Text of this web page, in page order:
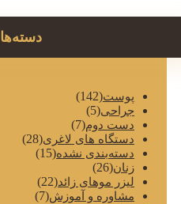
دسته‌ها
پوست(142)
جراحی(5)
دست دوم(7)
دستگاه های لاغری(28)
دسته‌بندی نشده(15)
زنان(26)
لیزر موهای زائد(22)
مشاوره و آموزش(7)